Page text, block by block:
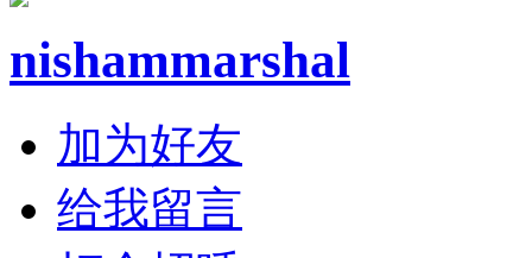
nishammarshal
加为好友
给我留言